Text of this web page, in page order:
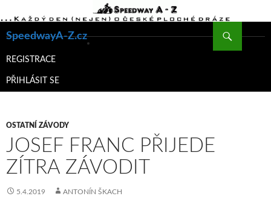
SpeedwayA-Z.cz
K
WEBU
REGISTRACE
PŘIHLÁSIT SE
OSTATNÍ ZÁVODY
JOSEF FRANC PŘIJEDE
ZÍTRA ZÁVODIT
5.4.2019 ANTONÍN ŠKACH